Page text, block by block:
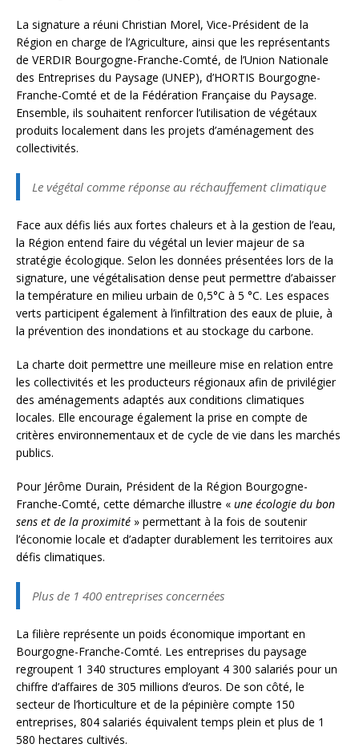
La signature a réuni Christian Morel, Vice-Président de la
Région en charge de l’Agriculture, ainsi que les représentants
de VERDIR Bourgogne-Franche-Comté, de l’Union Nationale
des Entreprises du Paysage (UNEP), d’HORTIS Bourgogne-
Franche-Comté et de la Fédération Française du Paysage.
Ensemble, ils souhaitent renforcer l’utilisation de végétaux
produits localement dans les projets d’aménagement des
collectivités.
Le végétal comme réponse au réchauffement climatique
Face aux défis liés aux fortes chaleurs et à la gestion de l’eau,
la Région entend faire du végétal un levier majeur de sa
stratégie écologique. Selon les données présentées lors de la
signature, une végétalisation dense peut permettre d’abaisser
la température en milieu urbain de 0,5°C à 5 °C. Les espaces
verts participent également à l’infiltration des eaux de pluie, à
la prévention des inondations et au stockage du carbone.
La charte doit permettre une meilleure mise en relation entre
les collectivités et les producteurs régionaux afin de privilégier
des aménagements adaptés aux conditions climatiques
locales. Elle encourage également la prise en compte de
critères environnementaux et de cycle de vie dans les marchés
publics.
Pour Jérôme Durain, Président de la Région Bourgogne-
Franche-Comté, cette démarche illustre « une écologie du bon
sens et de la proximité » permettant à la fois de soutenir
l’économie locale et d’adapter durablement les territoires aux
défis climatiques.
Plus de 1 400 entreprises concernées
La filière représente un poids économique important en
Bourgogne-Franche-Comté. Les entreprises du paysage
regroupent 1 340 structures employant 4 300 salariés pour un
chiffre d’affaires de 305 millions d’euros. De son côté, le
secteur de l’horticulture et de la pépinière compte 150
entreprises, 804 salariés équivalent temps plein et plus de 1
580 hectares cultivés.